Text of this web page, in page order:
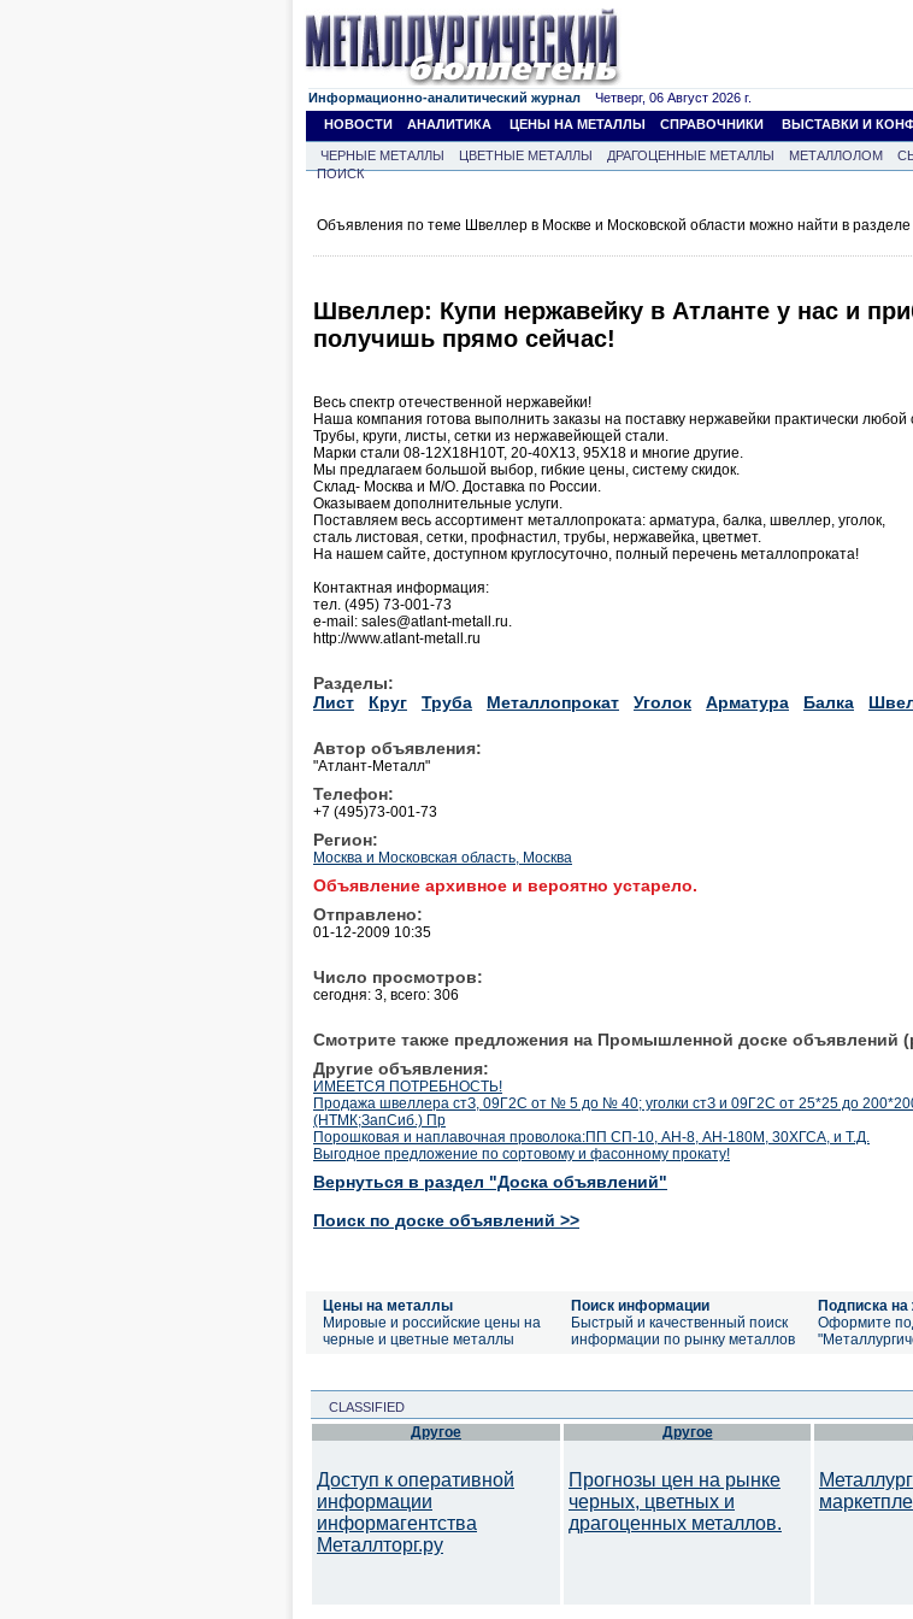
Информационно-аналитический журнал Четверг, 06 Август 2026 г.
НОВОСТИ
АНАЛИТИКА ЦЕНЫ НА МЕТАЛЛЫ СПРАВОЧНИКИ ВЫСТАВКИ И
ЧЕРНЫЕ МЕТАЛЛЫ ЦВЕТНЫЕ МЕТАЛЛЫ ДРАГОЦЕННЫЕ МЕТАЛЛЫ МЕТАЛЛОЛОМ
ПОИСК
Объявления по теме Швеллер в Москве и Московской области можно найти в разделе
Швеллер: Купи нержавейку в Атланте у нас и
получишь прямо сейчас!
Весь спектр отечественной нержавейки!
Наша компания готова выполнить заказы на поставку нержавейки практически любой
Трубы, круги, листы, сетки из нержавейющей стали.
Марки стали 08-12Х18Н10Т, 20-40Х13, 95Х18 и многие другие.
Мы предлагаем большой выбор, гибкие цены, систему скидок.
Склад- Москва и М/О. Доставка по России.
Оказываем дополнительные услуги.
Поставляем весь ассортимент металлопроката: арматура, балка, швеллер, уголок,
сталь листовая, сетки, профнастил, трубы, нержавейка, цветмет.
На нашем сайте, доступном круглосуточно, полный перечень металлопроката!
Контактная информация:
тел. (495) 73-001-73
e-mail: sales@atlant-metall.ru.
http://www.atlant-metall.ru
Разделы:
Лист
Круг Труба Металлопрокат Уголок Арматура Балка
Автор объявления:
"Атлант-Металл"
Телефон:
+7 (495)73-001-73
Регион:
Москва и Московская область, Москва
Объявление архивное и вероятно устарело.
Отправлено:
01-12-2009 10:35
Число просмотров:
сегодня: 3, всего: 306
Смотрите также предложения на Промышленной доске объявлений
Другие объявления:
ИМЕЕТСЯ ПОТРЕБНОСТЬ!
Продажа швеллера стЗ, 09Г2С от № 5 до № 40; уголки стЗ и 09Г2С от 25*25 до
(НТМК;ЗапСиб.) Пр
Порошковая и наплавочная проволока:ПП СП-10, АН-8, АН-180М, 30ХГСА, и Т.Д.
Выгодное предложение по сортовому и фасонному прокату!
Вернуться в раздел "Доска объявлений"
Поиск по доске объявлений >>
Цены на металлы
Мировые и российские цены на
черные и цветные металлы
Поиск информации
Быстрый и качественный поиск
информации по рынку металлов
Подписка
Оформите
CLASSIFIED
Другое
Доступ к оперативной
информации
информагентства
Металлторг.ру
Другое
Прогнозы цен на рынке
черных, цветных и
драгоценных металлов.